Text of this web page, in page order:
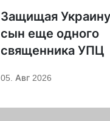
Защищая
сын еще одного
священника УПЦ
05. Авг 2026